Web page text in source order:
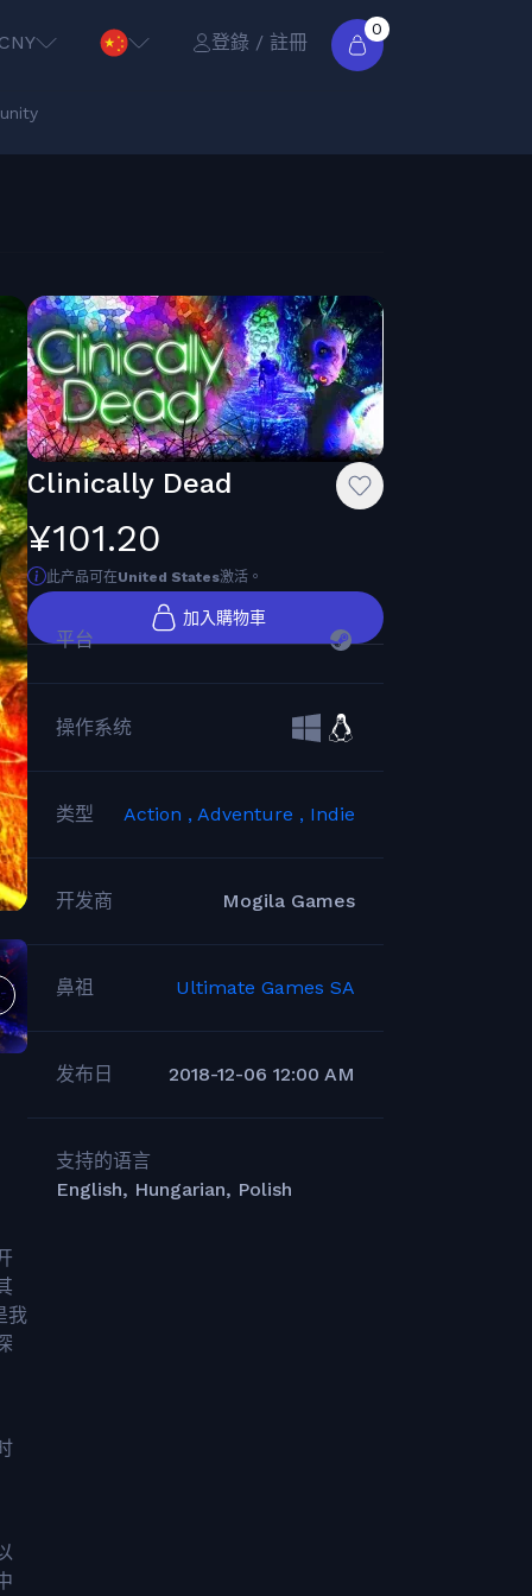
登錄 / 註冊
0
Clinically Dead
¥101.20
此产品可在United States激活。
加入購物車
平台
操作系统
类型 Action , Adventure , Indie
开发商 Mogila Games
鼻祖 Ultimate Games SA
发布日 2018-12-06 12:00 AM
支持的语言
English, Hungarian, Polish
我